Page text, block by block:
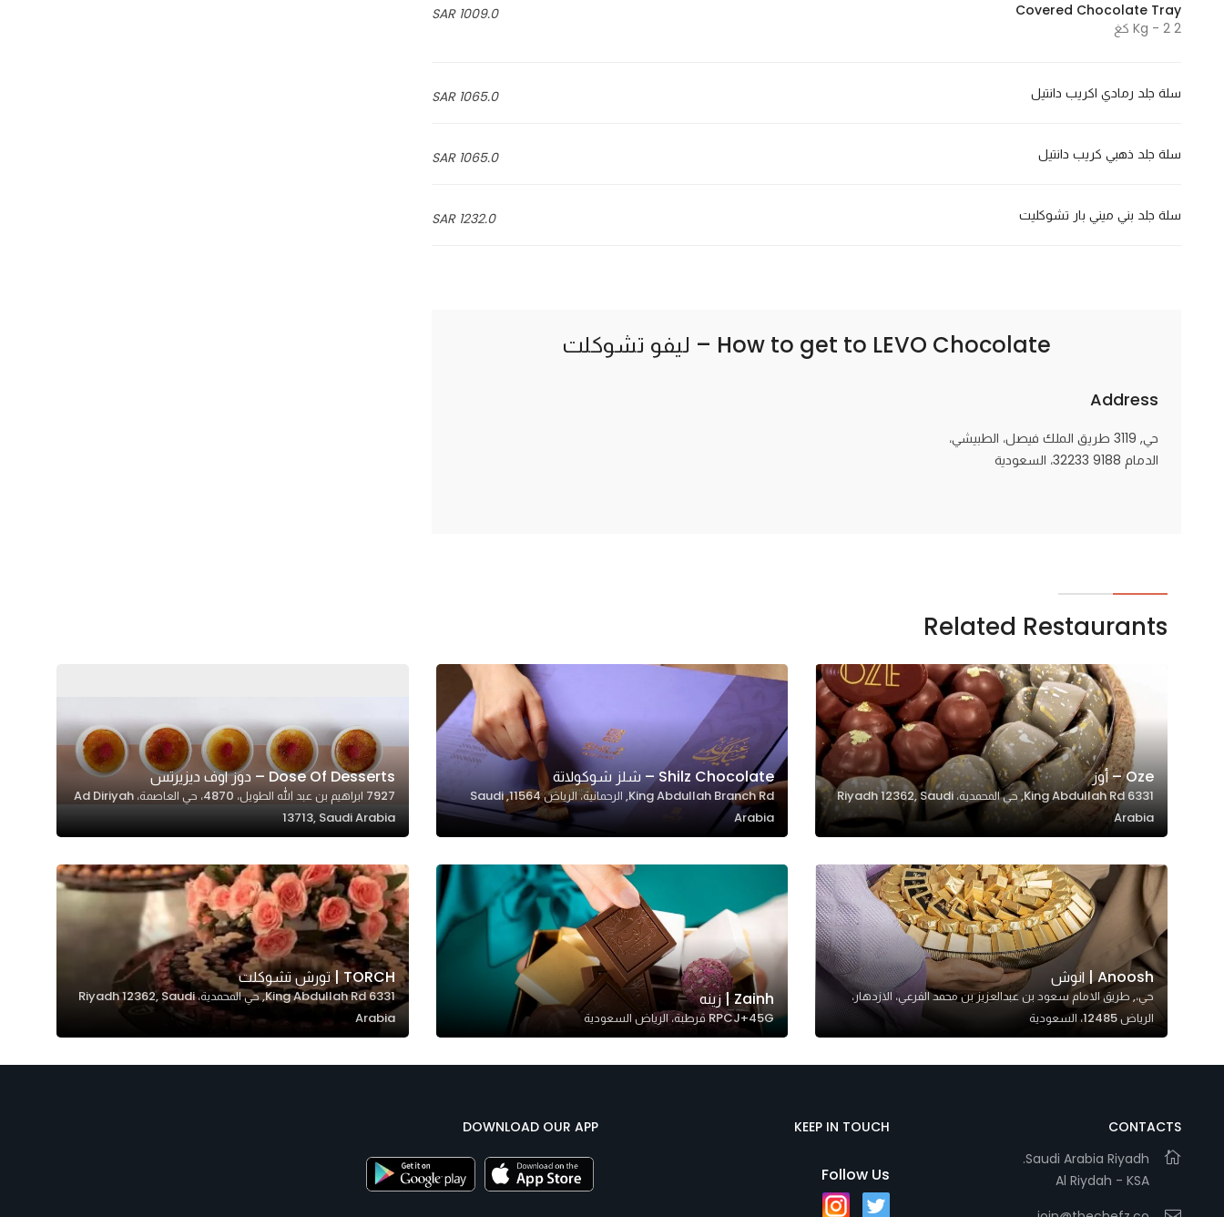
1009.0 SAR
Covered Chocolate Tray
2 Kg - 2 كغ
1065.0 SAR سلة جلد رمادي اكريب دانتيل
1065.0 SAR سلة جلد ذهبي كريب دانتيل
1232.0 SAR سلة جلد بني ميني بار تشوكليت
How to get to LEVO Chocolate – ليفو تشوكلت
Address
حي, 3119 طريق الملك فيصل، الطبيشي،
الدمام 32233 9188، السعودية
Related Restaurants
Oze – أوز
6331 King Abdullah Rd, حي المحمدية، Riyadh 12362, Saudi
Arabia
Shilz Chocolate – شلز شوكولاتة
King Abdullah Branch Rd, الرحمانية، الرياض 11564, Saudi
Arabia
Dose Of Desserts – دوز اوف ديزيرتس
7927 ابراهيم بن عبد الله الطويل، 4870، حي العاصمة، Ad Diriyah
13713, Saudi Arabia
Anoosh | انوش
حي،, طريق الامام سعود بن عبدالعزيز بن محمد الفرعي، الازدهار،
الرياض 12485، السعودية
Zainh | زينه
RPCJ+45G قرطبة، الرياض السعودية
TORCH | تورش تشوكلت
6331 King Abdullah Rd, حي المحمدية، Riyadh 12362, Saudi
Arabia
CONTACTS
Saudi Arabia Riyadh.
Al Riydah - KSA
KEEP IN TOUCH
Follow Us
DOWNLOAD OUR APP
Marketing
By sharing
behavior as
site, you
seeing